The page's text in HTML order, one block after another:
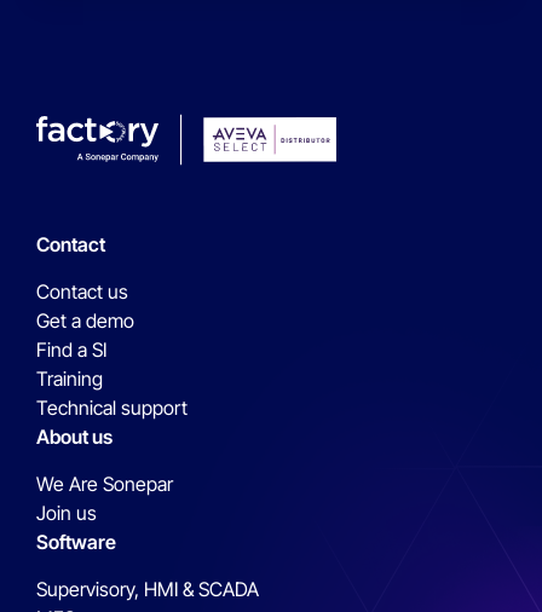
Contact
Contact us
Get a demo
Find a SI
Training
Technical support
About us
We Are Sonepar
Join us
Software
Supervisory, HMI & SCADA